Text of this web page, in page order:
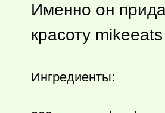
Именно он
красоту
Ингредиенты: